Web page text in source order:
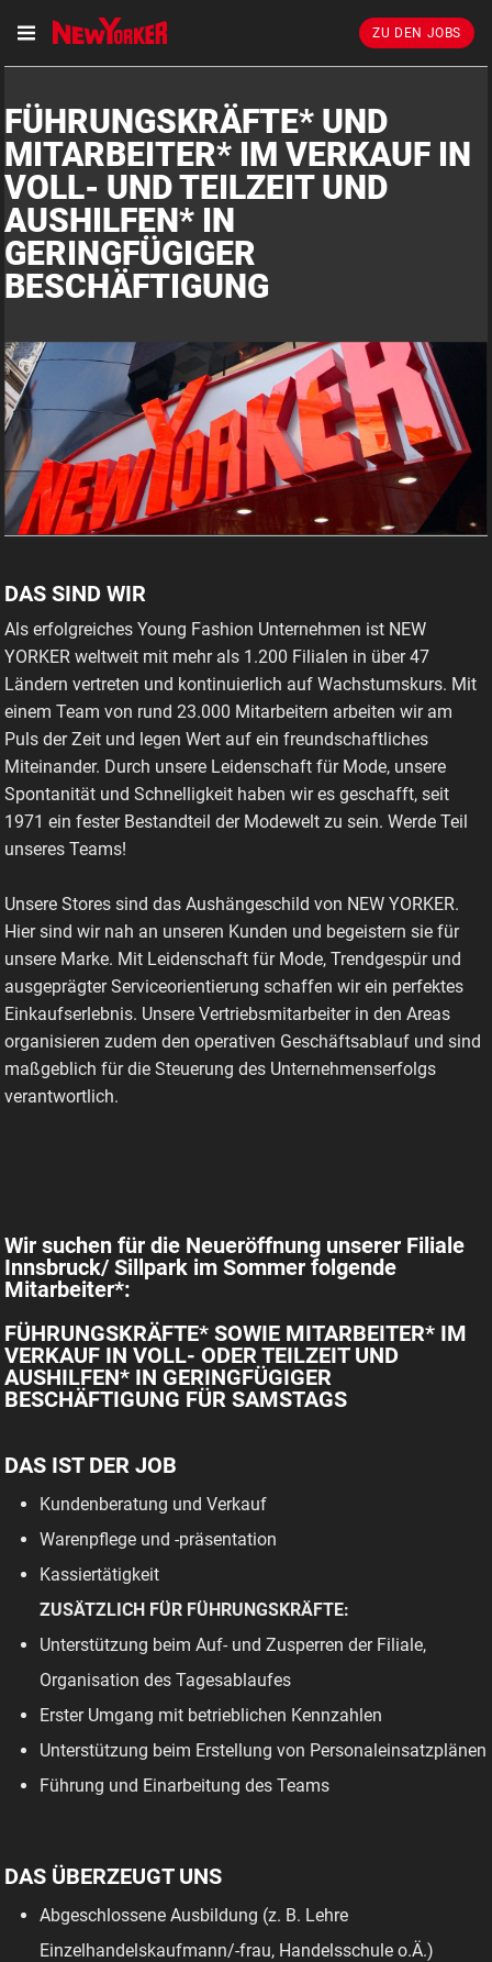
ZU DEN JOBS
FÜHRUNGSKRÄFTE* UND
MITARBEITER* IM VERKAUF IN
VOLL- UND TEILZEIT UND
AUSHILFEN* IN
GERINGFÜGIGER
BESCHÄFTIGUNG
DAS SIND WIR
Als erfolgreiches Young Fashion Unternehmen ist NEW
YORKER weltweit mit mehr als 1.200 Filialen in über 47
Ländern vertreten und kontinuierlich auf Wachstumskurs. Mit
einem Team von rund 23.000 Mitarbeitern arbeiten wir am
Puls der Zeit und legen Wert auf ein freundschaftliches
Miteinander. Durch unsere Leidenschaft für Mode, unsere
Spontanität und Schnelligkeit haben wir es geschafft, seit
1971 ein fester Bestandteil der Modewelt zu sein. Werde Teil
unseres Teams!
Unsere Stores sind das Aushängeschild von NEW YORKER.
Hier sind wir nah an unseren Kunden und begeistern sie für
unsere Marke. Mit Leidenschaft für Mode, Trendgespür und
ausgeprägter Serviceorientierung schaffen wir ein perfektes
Einkaufserlebnis. Unsere Vertriebsmitarbeiter in den Areas
organisieren zudem den operativen Geschäftsablauf und sind
maßgeblich für die Steuerung des Unternehmenserfolgs
verantwortlich.
Wir suchen für die Neueröffnung unserer Filiale
Innsbruck/ Sillpark im Sommer folgende
Mitarbeiter*:
FÜHRUNGSKRÄFTE* SOWIE MITARBEITER* IM
VERKAUF IN VOLL- ODER TEILZEIT UND
AUSHILFEN* IN GERINGFÜGIGER
BESCHÄFTIGUNG FÜR SAMSTAGS
DAS IST DER JOB
Kundenberatung und Verkauf
Warenpflege und -präsentation
Kassiertätigkeit
ZUSÄTZLICH FÜR FÜHRUNGSKRÄFTE:
Unterstützung beim Auf- und Zusperren der Filiale,
Organisation des Tagesablaufes
Erster Umgang mit betrieblichen Kennzahlen
Unterstützung beim Erstellung von Personaleinsatzplänen
Führung und Einarbeitung des Teams
DAS ÜBERZEUGT UNS
Abgeschlossene Ausbildung (z. B. Lehre
Einzelhandelskaufmann/-frau, Handelsschule o.Ä.)